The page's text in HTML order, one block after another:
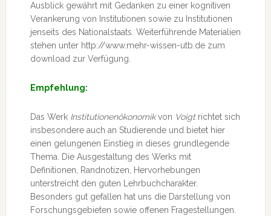
Ausblick gewährt mit Gedanken zu einer kognitiven
Verankerung von Institutionen sowie zu Institutionen
jenseits des Nationalstaats. Weiterführende Materialien
stehen unter http://www.mehr-wissen-utb.de zum
download zur Verfügung.
Empfehlung:
Das Werk Institutionenökonomikvon Voigtrichtet sich
insbesondere auch an Studierende und bietet hier
einen gelungenen Einstieg in dieses grundlegende
Thema. Die Ausgestaltung des Werks mit
Definitionen, Randnotizen, Hervorhebungen
unterstreicht den guten Lehrbuchcharakter.
Besonders gut gefallen hat uns die Darstellung von
Forschungsgebieten sowie offenen Fragestellungen.